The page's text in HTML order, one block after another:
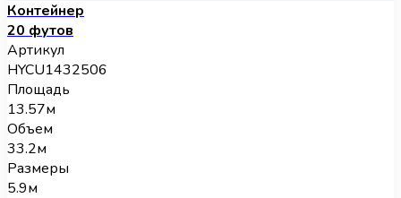
Контейнер
20 футов
Артикул
HYCU1432506
Площадь
13.57м
Объем
33.2м
Размеры
5.9м